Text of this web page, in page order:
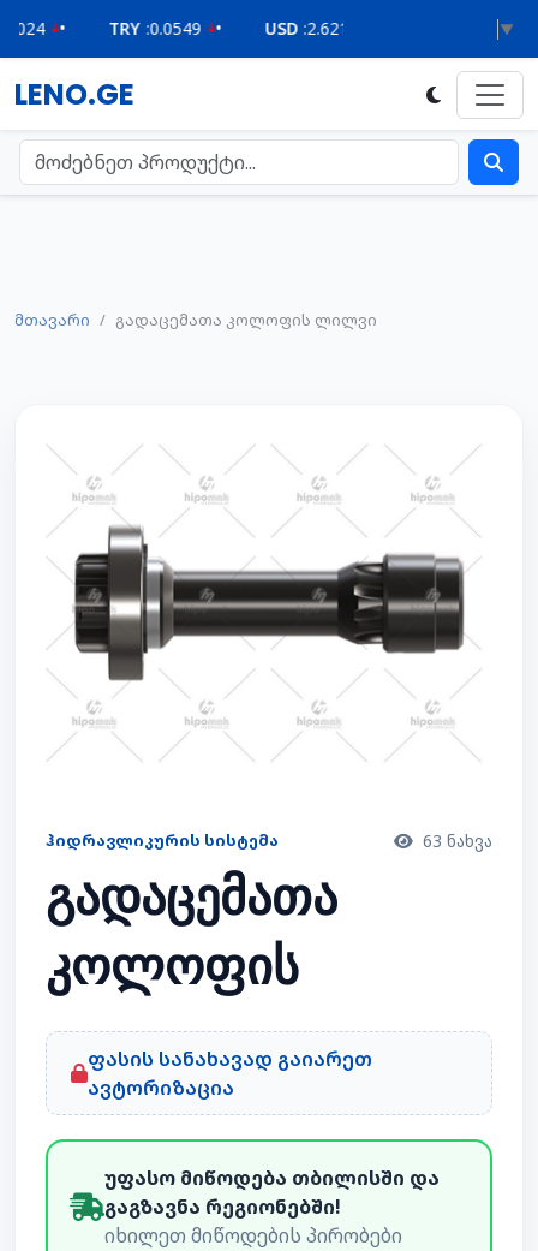
TRY 0.0549 • USD 2.6210 • ▼
LENO.GE
მთავარი გადაცემათა კოლოფის ლილვი
ᲰᲘᲓᲠᲐᲕᲚᲘᲙᲣᲠᲘᲡ ᲡᲘᲡᲢᲔᲛᲐ 63 ნახვა
გადაცემათა
კოლოფის
ლილვი
ფასის სანახავად გაიარეთ
ავტორიზაცია
უფასო მიწოდება თბილისში და
გაგზავნა რეგიონებში!
იხილეთ მიწოდების პირობები